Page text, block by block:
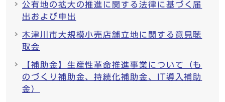
公有地の拡大の推進に関する法律に基づく届
出および申出
木津川市大規模小売店舗立地に関する意見聴
取会
【補助金】生産性革命推進事業について（も
のづくり補助金、持続化補助金、IT導入補助
金）